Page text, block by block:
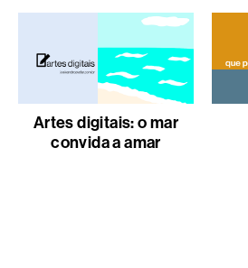
Artes digitais: o mar
convida a amar